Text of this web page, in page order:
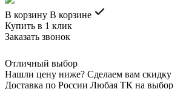
В корзину В корзине
Купить в 1 клик
Заказать звонок
Отличный выбор
Нашли цену ниже? Сделаем вам скидку
Доставка по России Любая ТК на выбор